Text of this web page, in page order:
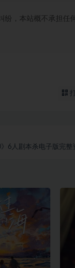
纷，本站概不承担任
》6人剧本杀电子版完整